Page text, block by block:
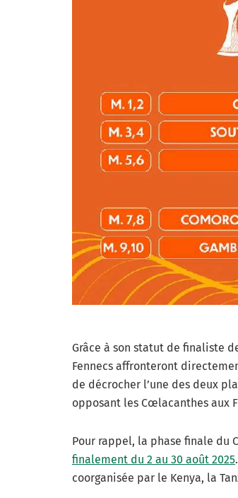
Grâce à son statut de finaliste
Fennecs affronteront
de décrocher l’une des deux
opposant les Cœlacanthes aux
Pour rappel, la phase finale du
finalement du 2 au 30 août 2025
coorganisée par le Kenya, la